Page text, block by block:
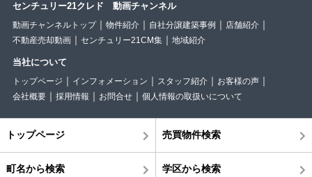
センチュリー21クレド 動画チャンネル
動画チャンネルトップ 物件紹介 自社分譲建築事例
店舗紹介
不動産売却動画
センチュリー21CM集 地域紹介
当社について
トップページ インフォメーション スタッフ紹介
お客様の声
会社概要
採用情報 お問合せ 個人情報の取扱いについて
トップページ 売買物件検索
町名から検索 学区から検索